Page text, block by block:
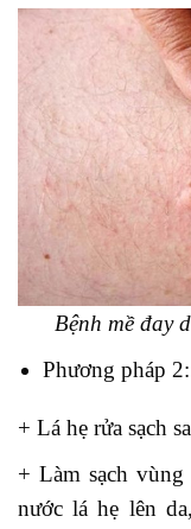
Bệnh mề đay
Phương pháp
+ Lá hẹ rửa sạch
+ Làm sạch
nước lá hẹ lên